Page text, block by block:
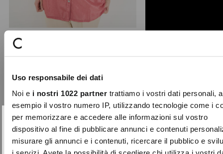
Uso responsabile dei dati
Noi e i nostri 1022 partnertrattiamo i vostri dati personali,
esempio il vostro numero IP, utilizzando tecnologie come i
per memorizzare e accedere alle informazioni sul vostro
dispositivo al fine di pubblicare annunci e contenuti
misurare gli annunci e i contenuti, ricercare il pubblico e
i servizi. Avete la possibilità di scegliere chi utilizza i vostri
with a dramatic multicolour maxi
floral print that ado ...
reduced
from
€89.00 to €44.50
-70%
Close
SUBSCRIBE TO OUR
NEWSLETTER